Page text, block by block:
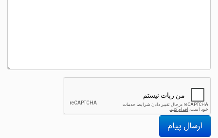
ارسال پیام